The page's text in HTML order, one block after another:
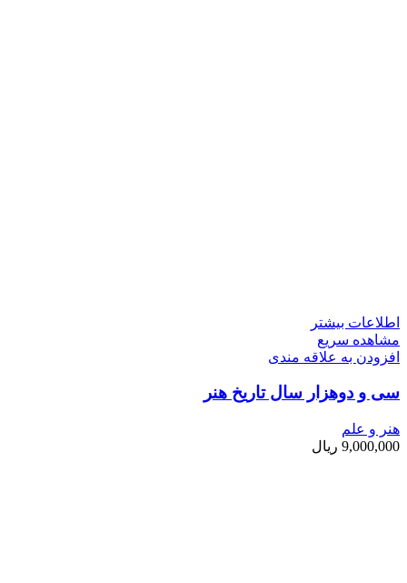
اطلاعات بیشتر
مشاهده سریع
افزودن به علاقه مندی
سی و دوهزار سال تاریخ هنر
هنر و علم
9,000,000 ریال